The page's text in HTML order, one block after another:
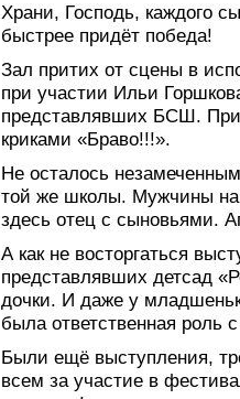
Храни, Господь, каждого
быстрее придёт победа!
Зал притих от сцены в
при участии Ильи
представлявших БСШ.
криками «Браво!!!».
Не осталось
той же школы. Мужчины
здесь отец с сыновьями.
А как не восторгаться
представлявших детсад
дочки. И даже у
была ответственная роль
Были ещё выступления,
всем за участие в